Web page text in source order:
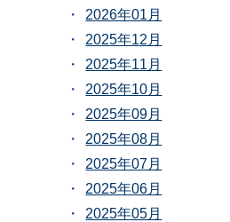
2026年01月
2025年12月
2025年11月
2025年10月
2025年09月
2025年08月
2025年07月
2025年06月
2025年05月